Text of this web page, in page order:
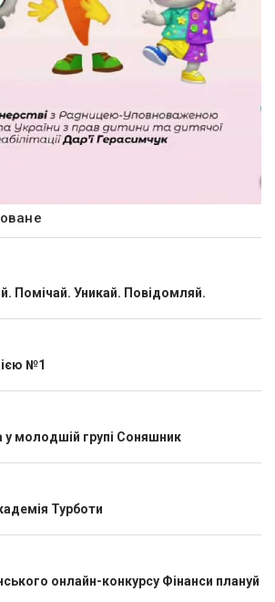
Помічай. Уникай. Повідомляй.
№1
у молодшій групі Соняшник
Турботи
онлайн-конкурсу Фінанси плануй